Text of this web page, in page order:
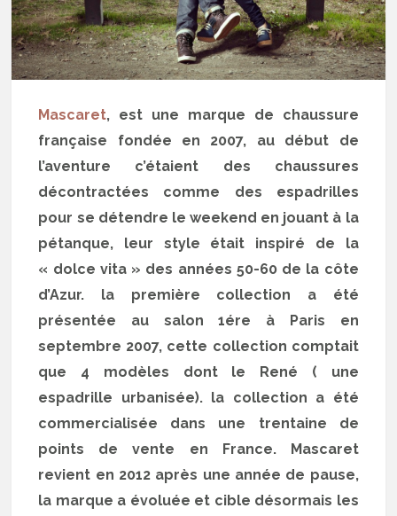
Mascaret, est une marque de chaussure
française fondée en 2007, au début de
l’aventure c’étaient des chaussures
décontractées comme des espadrilles
pour se détendre le weekend en jouant à la
pétanque, leur style était inspiré de la
« dolce vita » des années 50-60 de la côte
d’Azur. la première collection a été
présentée au salon 1ére à Paris en
septembre 2007, cette collection comptait
que 4 modèles dont le René ( une
espadrille urbanisée). la collection a été
commercialisée dans une trentaine de
points de vente en France. Mascaret
revient en 2012 après une année de pause,
la marque a évoluée et cible désormais les